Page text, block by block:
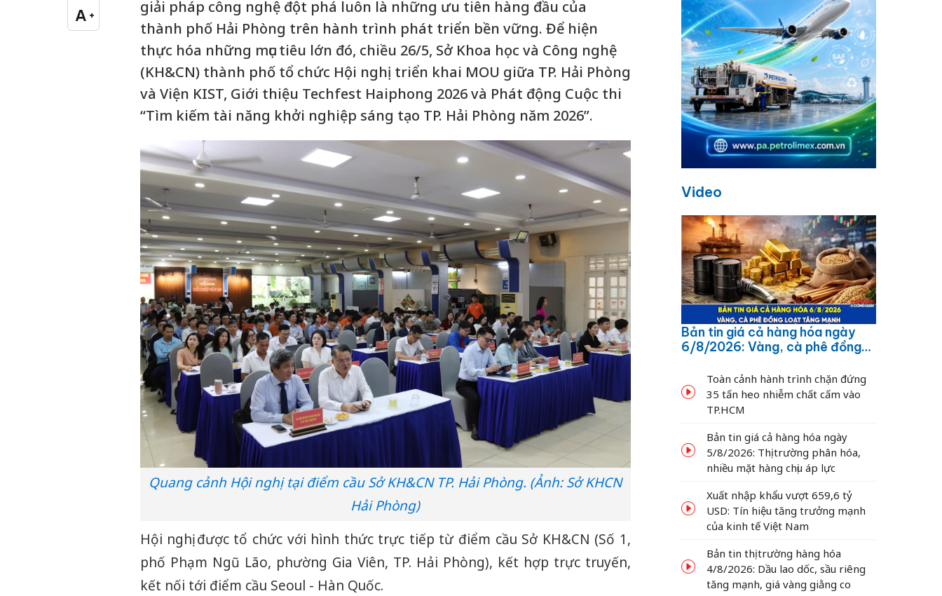
A +
Cỡ chữ lớn
giải pháp công nghệ đột phá luôn là những ưu tiên hàng đầu của
thành phố Hải Phòng trên hành trình phát triển bền vững. Để hiện
thực hóa những mục tiêu lớn đó, chiều 26/5, Sở Khoa học và Công nghệ
(KH&CN) thành phố tổ chức Hội nghị triển khai MOU giữa TP. Hải Phòng
và Viện KIST, Giới thiệu Techfest Haiphong 2026 và Phát động Cuộc thi
“Tìm kiếm tài năng khởi nghiệp sáng tạo TP. Hải Phòng năm 2026”.
Quang cảnh Hội nghị tại điểm cầu Sở KH&CN TP. Hải Phòng. (Ảnh: Sở KHCN
Hải Phòng)
Hội nghị được tổ chức với hình thức trực tiếp từ điểm cầu Sở KH&CN (Số 1,
phố Phạm Ngũ Lão, phường Gia Viên, TP. Hải Phòng), kết hợp trực truyến,
kết nối tới điểm cầu Seoul - Hàn Quốc.
Video
Bản tin giá cả hàng hóa ngày
6/8/2026: Vàng, cà phê đồng
Toàn cảnh hành trình chặn đứng
35 tấn heo nhiễm chất cấm vào
TP.HCM
Bản tin giá cả hàng hóa ngày
5/8/2026: Thị trường phân hóa,
nhiều mặt hàng chịu áp lực
Xuất nhập khẩu vượt 659,6 tỷ
USD: Tín hiệu tăng trưởng mạnh
của kinh tế Việt Nam
Bản tin thị trường hàng hóa
4/8/2026: Dầu lao dốc, sầu riêng
tăng mạnh, giá vàng giằng co